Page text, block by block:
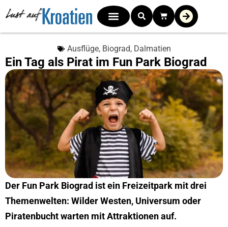
Ausflüge, Biograd, Dalmatien
Ein Tag als Pirat im Fun Park Biograd
Der Fun Park Biograd ist ein Freizeitpark mit drei
Themenwelten: Wilder Westen, Universum oder
Piratenbucht warten mit Attraktionen auf.